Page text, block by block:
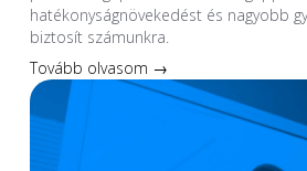
hatékonyságnövekedést és nagyobb
biztosít számunkra.
Tovább olvasom →